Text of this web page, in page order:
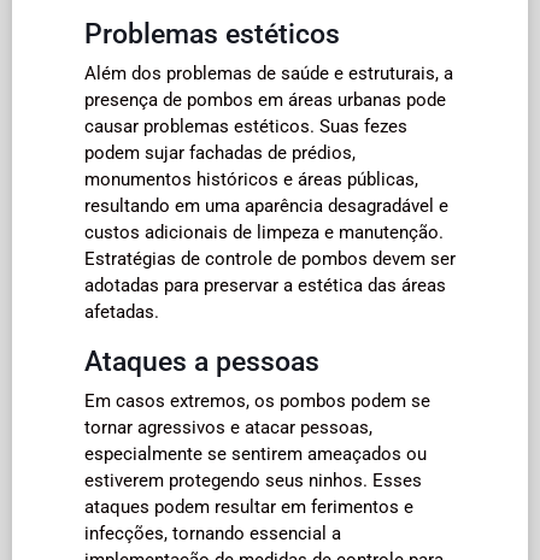
Problemas estéticos
Além dos problemas de saúde e estruturais, a
presença de pombos em áreas urbanas pode
causar problemas estéticos. Suas fezes
podem sujar fachadas de prédios,
monumentos históricos e áreas públicas,
resultando em uma aparência desagradável e
custos adicionais de limpeza e manutenção.
Estratégias de controle de pombos devem ser
adotadas para preservar a estética das áreas
afetadas.
Ataques a pessoas
Em casos extremos, os pombos podem se
tornar agressivos e atacar pessoas,
especialmente se sentirem ameaçados ou
estiverem protegendo seus ninhos. Esses
ataques podem resultar em ferimentos e
infecções, tornando essencial a